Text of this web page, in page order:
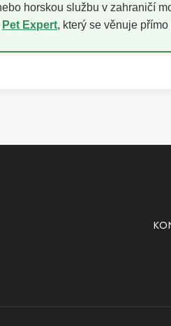
horskou službu v zahraničí
Pet Expert, který se věnuje